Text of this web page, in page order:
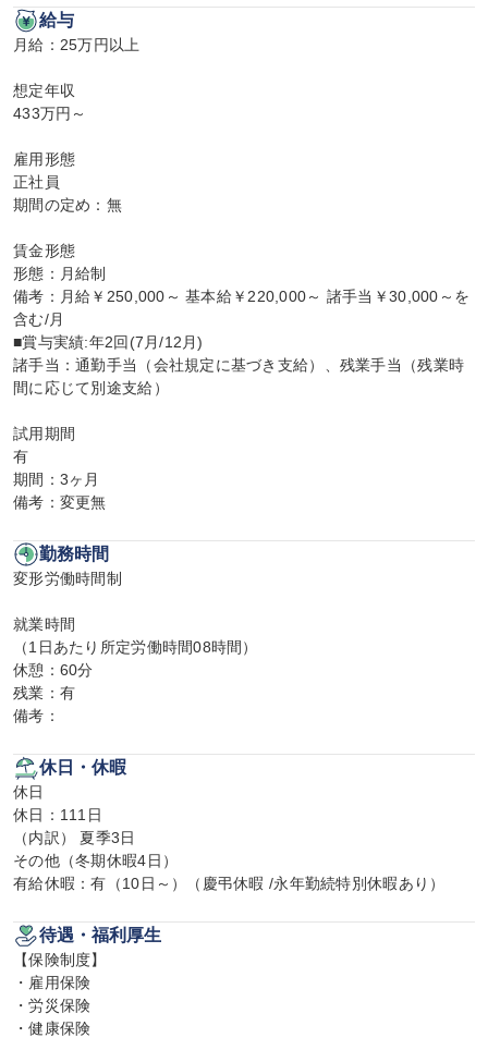
給与
月給：25万円以上
想定年収
433万円～
雇用形態
正社員
期間の定め：無
賃金形態
形態：月給制
備考：月給￥250,000～ 基本給￥220,000～ 諸手当￥30,000～を
含む/月
■賞与実績:年2回(7月/12月)
諸手当：通勤手当（会社規定に基づき支給）、残業手当（残業時
間に応じて別途支給）
試用期間
有
期間：3ヶ月
備考：変更無
勤務時間
変形労働時間制
就業時間
（1日あたり所定労働時間08時間）
休憩：60分
残業：有
備考：
休日・休暇
休日
休日：111日
（内訳） 夏季3日
その他（冬期休暇4日）
有給休暇：有（10日～）（慶弔休暇 /永年勤続特別休暇あり）
待遇・福利厚生
【保険制度】
・雇用保険
・労災保険
・健康保険